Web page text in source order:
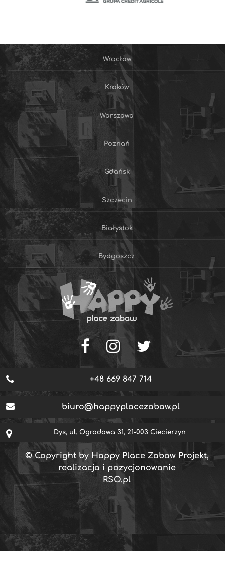
Wrocław
Kraków
Warszawa
Poznań
Gdańsk
Szczecin
Białystok
Bydgoszcz
+48 669 847 714
biuro@happyplacezabaw.pl
Dys, ul. Ogrodowa 31, 21-003 Ciecierzyn
© Copyright by Happy Place Zabaw Projekt,
realizacja i pozycjonowanie
RSO.pl